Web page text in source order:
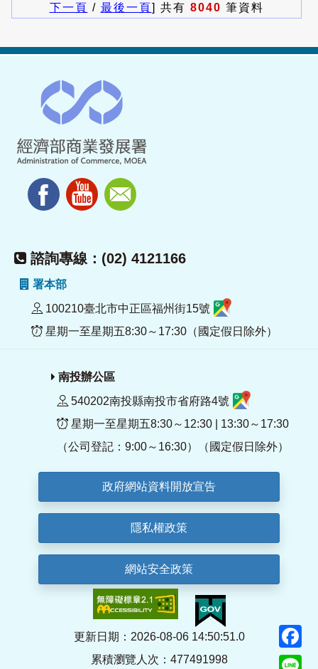
下一頁 / 最後一頁] 共有 8040 筆資料
諮詢專線：(02) 4121166
署本部
100210臺北市中正區福州街15號
星期一至星期五8:30～17:30（國定假日除外）
南投辦公區
540202南投縣南投市省府路4號
星期一至星期五8:30～12:30 | 13:30～17:30
（公司登記：9:00～16:30）（國定假日除外）
政府網站資料開放宣告
隱私權政策
網站安全政策
更新日期：2026-08-06 14:50:51.0
累積瀏覽人次：477491998